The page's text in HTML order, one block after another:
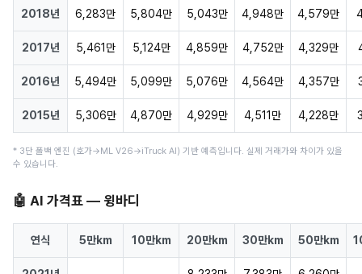
2018년 6,283만 5,804만 5,043만 4,948만 4,579만
2017년 5,461만 5,124만 4,859만 4,752만 4,329만
2016년 5,494만 5,099만 5,076만 4,564만 4,357만
2015년 5,306만 4,870만 4,929만 4,511만 4,228만
* 3단 폴백 엔진 (호가→ML V26→iTruck AI) 기반 예측입니다. 실제 거래가와 차이가 있을
수 있습니다.
🤖 AI 가격표 — 윙바디
연식 5만km 10만km 20만km 30만km 50만km